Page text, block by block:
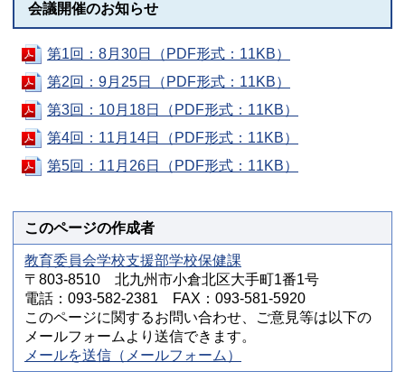
会議開催のお知らせ
第1回：8月30日（PDF形式：11KB）
第2回：9月25日（PDF形式：11KB）
第3回：10月18日（PDF形式：11KB）
第4回：11月14日（PDF形式：11KB）
第5回：11月26日（PDF形式：11KB）
このページの作成者
教育委員会学校支援部学校保健課
〒803-8510 北九州市小倉北区大手町1番1号
電話：093-582-2381 FAX：093-581-5920
このページに関するお問い合わせ、ご意見等は以下の
メールフォームより送信できます。
メールを送信（メールフォーム）